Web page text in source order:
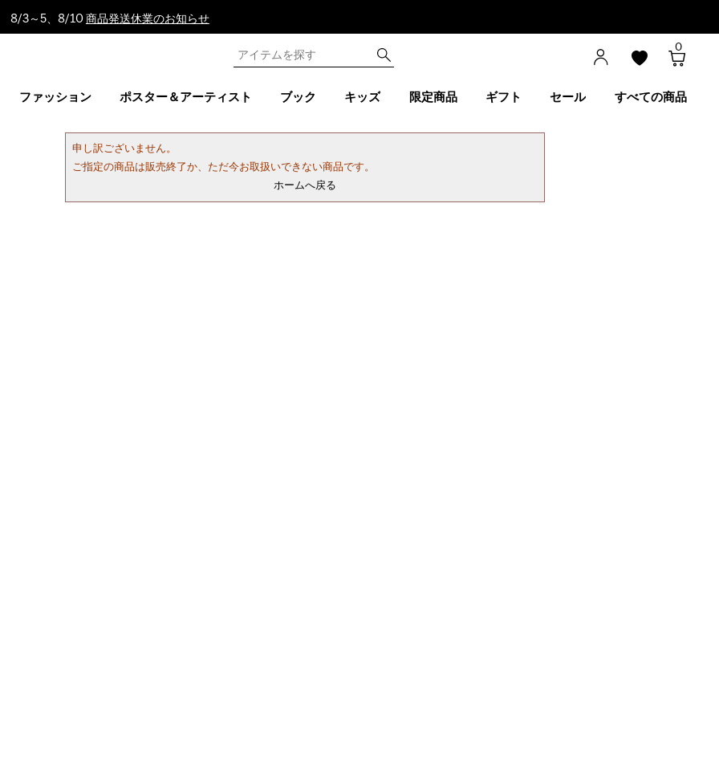
8/3～5、8/10 商品発送休業のお知らせ
0
ファッション ポスター＆アーティスト ブック キッズ 限定商品 ギフト セール すべての商品
申し訳ございません。
ご指定の商品は販売終了か、ただ今お取扱いできない商品です。
ホームへ戻る